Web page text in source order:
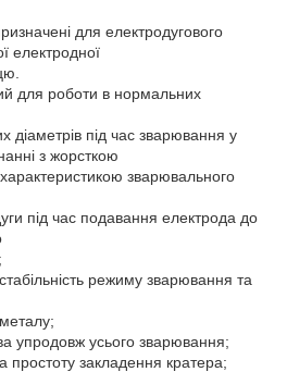
для електродугового
електродної
для роботи в нормальних
діаметрів під час зварювання у
з жорсткою
зварювального
під час подавання електрода до
режиму зварювання та
упродовж усього зварювання;
закладення кратера;